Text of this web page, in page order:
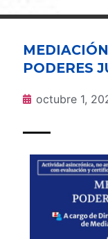
PODERES
octubre 1,